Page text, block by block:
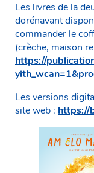
Les livres de la
dorénavant
commander le
(crèche, maison
https://
Les versions
site web : https://